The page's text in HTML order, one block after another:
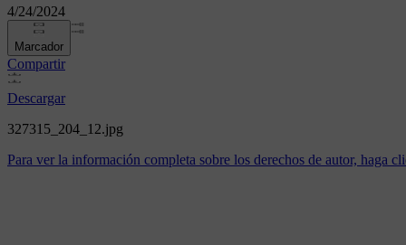
4/24/2024
Marcador
Compartir
Descargar
327315_204_12.jpg
Para ver la información completa sobre los derechos de autor, haga